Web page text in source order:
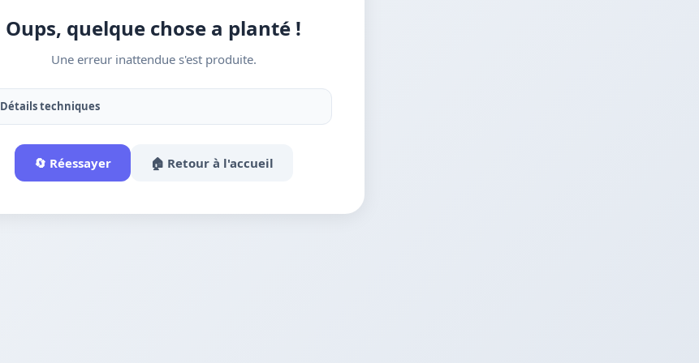
Oups, quelque chose a planté !
Une erreur inattendue s'est produite.
Détails techniques
🔄 Réessayer 🏠 Retour à l'accueil